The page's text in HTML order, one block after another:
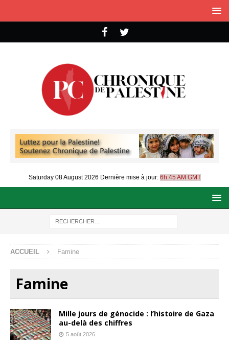
Saturday 08 August 2026 Dernière mise à jour: 6h:45 AM GMT
ACCUEIL Famine
Famine
Mille jours de génocide : l’histoire de Gaza
au-delà des chiffres
5 août 2026